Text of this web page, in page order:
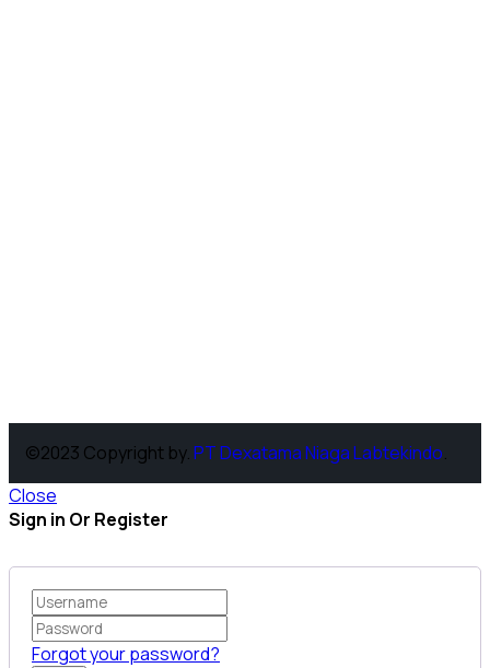
©2023 Copyright by.PT Dexatama Niaga Labtekindo.
Close
Sign in Or Register
Forgot your password?